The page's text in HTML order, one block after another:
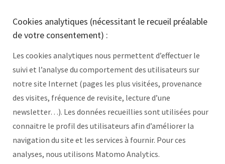
Cookies analytiques (nécessitant le recueil préalable
de votre consentement) :
Les cookies analytiques nous permettent d’effectuer le
suivi et l’analyse du comportement des utilisateurs sur
notre site Internet (pages les plus visitées, provenance
des visites, fréquence de revisite, lecture d’une
newsletter…). Les données recueillies sont utilisées pour
connaitre le profil des utilisateurs afin d’améliorer la
navigation du site et les services à fournir. Pour ces
analyses, nous utilisons Matomo Analytics.